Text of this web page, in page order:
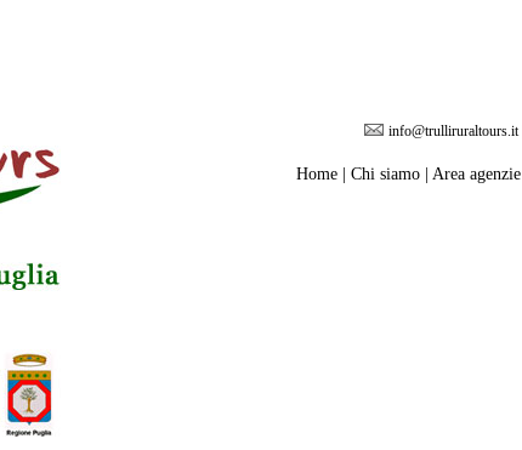
info@trulliruraltours.it|
Home Chi siamo Area agenzie